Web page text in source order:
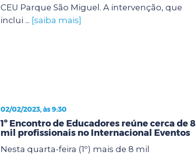
CEU Parque São Miguel. A intervenção, que
inclui ... [saiba mais]
02/02/2023, às 9:30
1º Encontro de Educadores reúne cerca de 8
mil profissionais no Internacional Eventos
Nesta quarta-feira (1º) mais de 8 mil